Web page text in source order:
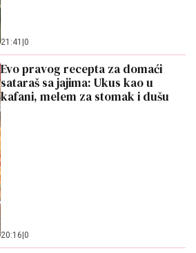
21:41 0
Evo pravog recepta za domaći
sataraš sa jajima: Ukus kao u
kafani, melem za stomak i dušu
20:16 0